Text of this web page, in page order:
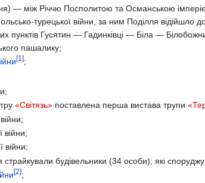
— між Річчю Посполитою та Османською
турецької війни, за ним Поділля відійшло
пунктів Гусятин — Гадинківці — Біла —
пашалику;
[1];
«Світязь»поставлена перша вистава трупи
війни;
війни;
будівельники (34 особи), які
[2];